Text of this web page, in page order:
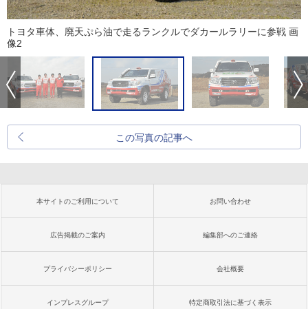
トヨタ車体、廃天ぷら油で走るランクルでダカールラリーに参戦 画
像2
この写真の記事へ
本サイトのご利用について お問い合わせ
広告掲載のご案内 編集部へのご連絡
プライバシーポリシー 会社概要
インプレスグループ 特定商取引法に基づく表示